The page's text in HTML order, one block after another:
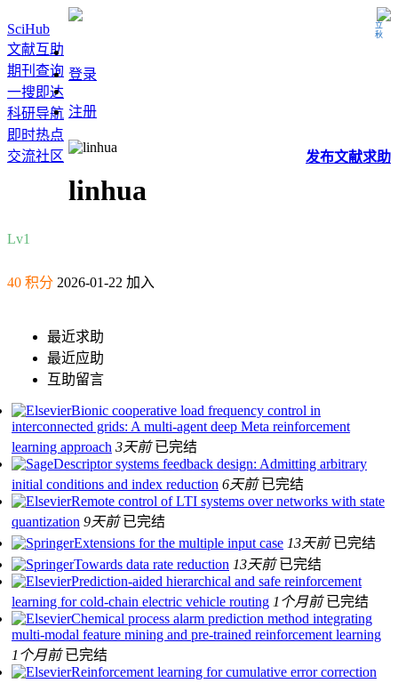
立秋
SciHub
文献互助
期刊查询
一搜即达
科研导航
即时热点
交流社区
登录
注册
发布文献求助
linhua
Lv1
40 积分 2026-01-22 加入
最近求助
最近应助
互助留言
Bionic cooperative load frequency control in
interconnected grids: A multi-agent deep Meta reinforcement
learning approach 3天前 已完结
Descriptor systems feedback design: Admitting arbitrary
initial conditions and index reduction 6天前 已完结
Remote control of LTI systems over networks with state
quantization 9天前 已完结
Extensions for the multiple input case 13天前 已完结
Towards data rate reduction 13天前 已完结
Prediction-aided hierarchical and safe reinforcement
learning for cold-chain electric vehicle routing 1个月前 已完结
Chemical process alarm prediction method integrating
multi-modal feature mining and pre-trained reinforcement learning
1个月前 已完结
Reinforcement learning for cumulative error correction